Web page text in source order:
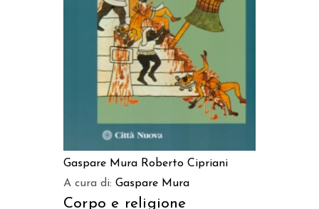
Gaspare Mura Roberto Cipriani
A cura di: Gaspare Mura
Corpo e religione